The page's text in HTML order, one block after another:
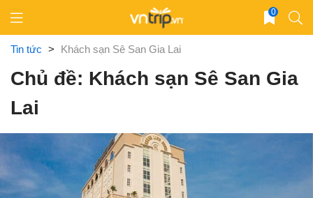
content
0
Tin tức > Khách sạn Sê San Gia Lai
Chủ đề: Khách sạn Sê San Gia
Lai